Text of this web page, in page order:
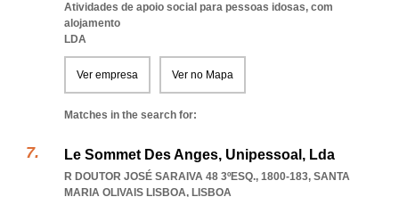
Atividades de apoio social para pessoas idosas, com
alojamento
LDA
Ver empresa Ver no Mapa
Matches in the search for:
Le Sommet Des Anges, Unipessoal, Lda
R DOUTOR JOSÉ SARAIVA 48 3ºESQ., 1800-183, SANTA
MARIA OLIVAIS LISBOA, LISBOA